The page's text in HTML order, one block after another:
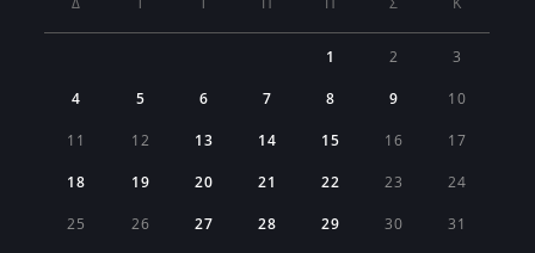
1 2 3
4 5 6 7 8 9 10
11 12 13 14 15 16 17
18 19 20 21 22 23 24
25 26 27 28 29 30 31